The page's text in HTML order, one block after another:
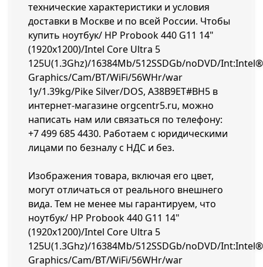
технические характеристики и условия
доставки в Москве и по всей России. Чтобы
купить ноутбук/ HP Probook 440 G11 14"
(1920x1200)/Intel Core Ultra 5
125U(1.3Ghz)/16384Mb/512SSDGb/noDVD/Int:Intel®
Graphics/Cam/BT/WiFi/56WHr/war
1y/1.39kg/Pike Silver/DOS, A38B9ET#BH5 в
интернет-магазине orgcentr5.ru, можно
написать нам или связаться по телефону:
+7 499 685 4430. Работаем с юридическими
лицами по безналу с НДС и без.
Изображения товара, включая его цвет,
могут отличаться от реального внешнего
вида. Тем не менее мы гарантируем, что
ноутбук/ HP Probook 440 G11 14"
(1920x1200)/Intel Core Ultra 5
125U(1.3Ghz)/16384Mb/512SSDGb/noDVD/Int:Intel®
Graphics/Cam/BT/WiFi/56WHr/war